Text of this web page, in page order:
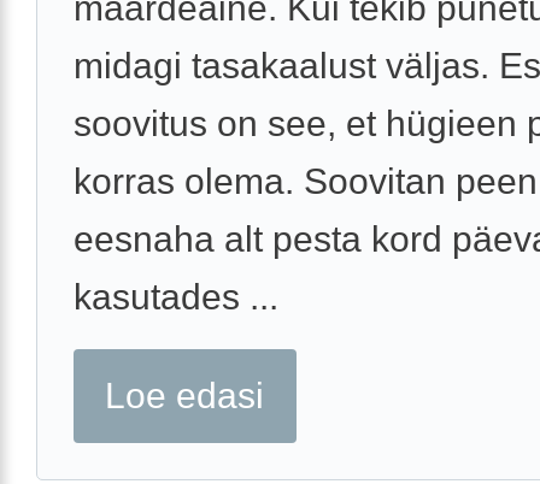
midagi tasakaalust väljas.
soovitus on see, et hügieen
korras olema. Soovitan
eesnaha alt pesta kord
kasutades ...
Loe edasi